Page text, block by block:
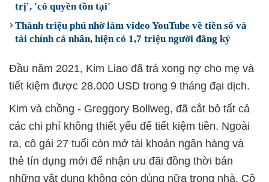
trị', 'có quyền tồn tại'
Thành triệu phú nhờ làm video YouTube về tiền số và
tài chính cá nhân, hiện có 1,7 triệu người đăng ký
Đầu năm 2021, Kim Liao đã trả xong nợ cho mẹ và
tiết kiệm được 28.000 USD trong 9 tháng đại dịch.
Kim và chồng - Greggory Bollweg, đã cắt bỏ tất cả
các chi phí không thiết yếu để tiết kiệm tiền. Ngoài
ra, cô gái 27 tuổi còn mở tài khoản ngân hàng và
thẻ tín dụng mới để nhận ưu đãi đồng thời bán
những vật dụng không còn dùng nữa trong nhà. Cô